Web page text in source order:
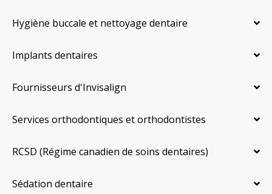
Hygiène buccale et nettoyage dentaire
Implants dentaires
Fournisseurs d'Invisalign
Services orthodontiques et orthodontistes
RCSD (Régime canadien de soins dentaires)
Sédation dentaire